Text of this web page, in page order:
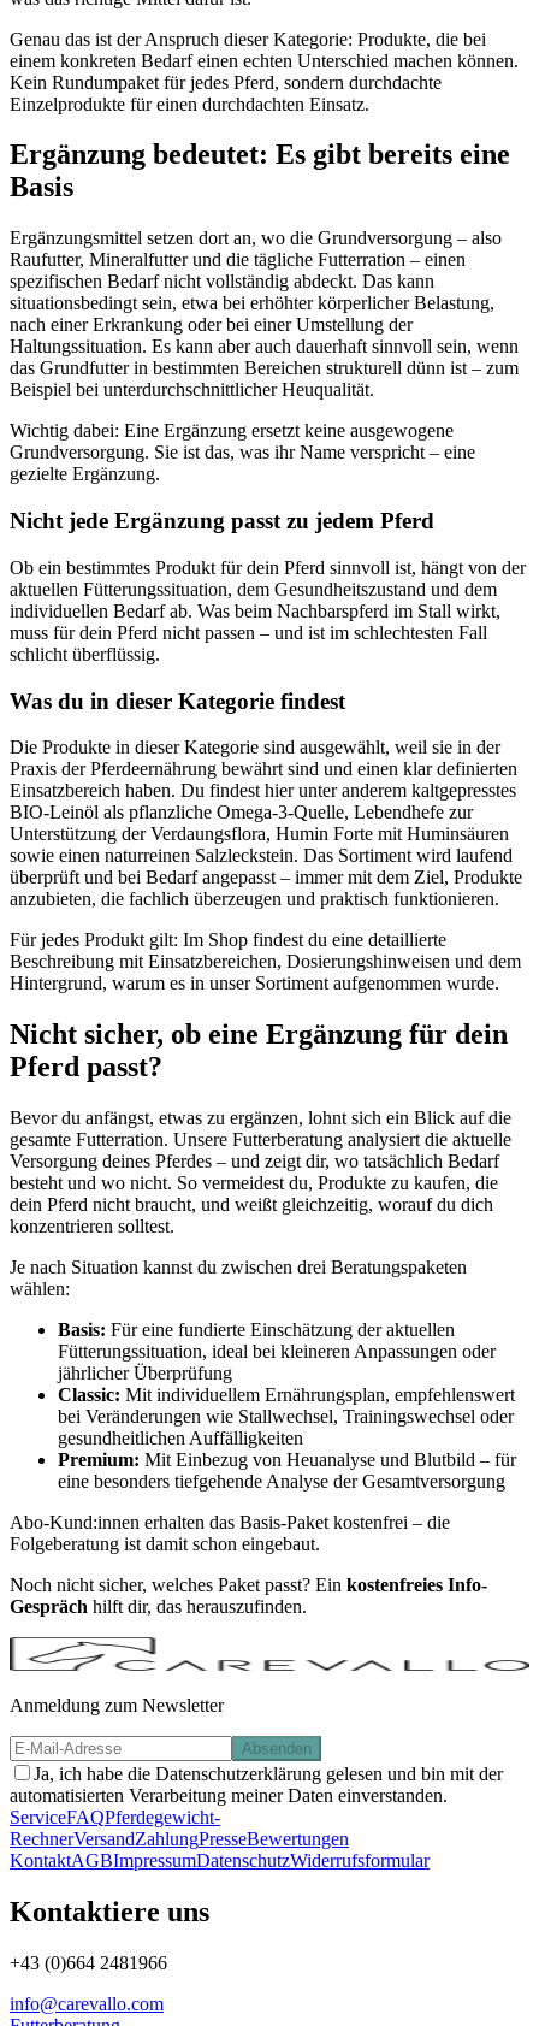
Genau das ist der Anspruch dieser Kategorie: Produkte, die bei
einem konkreten Bedarf einen echten Unterschied machen können.
Kein Rundumpaket für jedes Pferd, sondern durchdachte
Einzelprodukte für einen durchdachten Einsatz.
Ergänzung bedeutet: Es gibt bereits eine
Basis
Ergänzungsmittel setzen dort an, wo die Grundversorgung – also
Raufutter, Mineralfutter und die tägliche Futterration – einen
spezifischen Bedarf nicht vollständig abdeckt. Das kann
situationsbedingt sein, etwa bei erhöhter körperlicher Belastung,
nach einer Erkrankung oder bei einer Umstellung der
Haltungssituation. Es kann aber auch dauerhaft sinnvoll sein, wenn
das Grundfutter in bestimmten Bereichen strukturell dünn ist – zum
Beispiel bei unterdurchschnittlicher Heuqualität.
Wichtig dabei: Eine Ergänzung ersetzt keine ausgewogene
Grundversorgung. Sie ist das, was ihr Name verspricht – eine
gezielte Ergänzung.
Nicht jede Ergänzung passt zu jedem Pferd
Ob ein bestimmtes Produkt für dein Pferd sinnvoll ist, hängt von der
aktuellen Fütterungssituation, dem Gesundheitszustand und dem
individuellen Bedarf ab. Was beim Nachbarspferd im Stall wirkt,
muss für dein Pferd nicht passen – und ist im schlechtesten Fall
schlicht überflüssig.
Was du in dieser Kategorie findest
Die Produkte in dieser Kategorie sind ausgewählt, weil sie in der
Praxis der Pferdeernährung bewährt sind und einen klar definierten
Einsatzbereich haben. Du findest hier unter anderem kaltgepresstes
BIO-Leinöl als pflanzliche Omega-3-Quelle, Lebendhefe zur
Unterstützung der Verdaungsflora, Humin Forte mit Huminsäuren
sowie einen naturreinen Salzleckstein. Das Sortiment wird laufend
überprüft und bei Bedarf angepasst – immer mit dem Ziel, Produkte
anzubieten, die fachlich überzeugen und praktisch funktionieren.
Für jedes Produkt gilt: Im Shop findest du eine detaillierte
Beschreibung mit Einsatzbereichen, Dosierungshinweisen und dem
Hintergrund, warum es in unser Sortiment aufgenommen wurde.
Nicht sicher, ob eine Ergänzung für dein
Pferd passt?
Bevor du anfängst, etwas zu ergänzen, lohnt sich ein Blick auf die
gesamte Futterration. Unsere Futterberatung analysiert die aktuelle
Versorgung deines Pferdes – und zeigt dir, wo tatsächlich Bedarf
besteht und wo nicht. So vermeidest du, Produkte zu kaufen, die
dein Pferd nicht braucht, und weißt gleichzeitig, worauf du dich
konzentrieren solltest.
Je nach Situation kannst du zwischen drei Beratungspaketen
wählen:
Basis: Für eine fundierte Einschätzung der aktuellen
Fütterungssituation, ideal bei kleineren Anpassungen oder
jährlicher Überprüfung
Classic: Mit individuellem Ernährungsplan, empfehlenswert
bei Veränderungen wie Stallwechsel, Trainingswechsel oder
gesundheitlichen Auffälligkeiten
Premium: Mit Einbezug von Heuanalyse und Blutbild – für
eine besonders tiefgehende Analyse der Gesamtversorgung
Abo-Kund:innen erhalten das Basis-Paket kostenfrei – die
Folgeberatung ist damit schon eingebaut.
Noch nicht sicher, welches Paket passt? Ein kostenfreies Info-
Gespräch hilft dir, das herauszufinden.
Anmeldung zum Newsletter
Absenden
Ja, ich habe die Datenschutzerklärung gelesen und bin mit der
automatisierten Verarbeitung meiner Daten einverstanden.
ServiceFAQPferdegewicht-
RechnerVersandZahlungPresseBewertungen
KontaktAGBImpressumDatenschutzWiderrufsformular
Kontaktiere uns
+43 (0)664 2481966
info@carevallo.com